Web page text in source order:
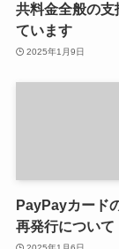
共料金全般の支
ています
2025年1月9日
PayPayカード
再発行について